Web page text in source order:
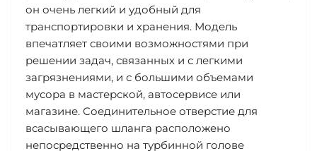
он очень легкий и удобный для
транспортировки и хранения. Модель
впечатляет своими возможностями при
решении задач, связанных и с легкими
загрязнениями, и с большими объемами
мусора в мастерской, автосервисе или
магазине. Соединительное отверстие для
всасывающего шланга расположено
непосредственно на турбинной голове